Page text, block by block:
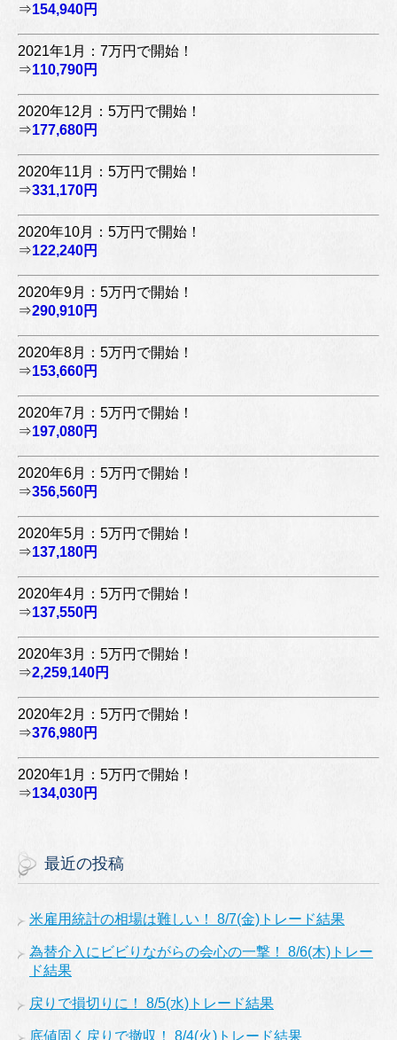
⇒154,940円
2021年1月：7万円で開始！
⇒110,790円
2020年12月：5万円で開始！
⇒177,680円
2020年11月：5万円で開始！
⇒331,170円
2020年10月：5万円で開始！
⇒122,240円
2020年9月：5万円で開始！
⇒290,910円
2020年8月：5万円で開始！
⇒153,660円
2020年7月：5万円で開始！
⇒197,080円
2020年6月：5万円で開始！
⇒356,560円
2020年5月：5万円で開始！
⇒137,180円
2020年4月：5万円で開始！
⇒137,550円
2020年3月：5万円で開始！
⇒2,259,140円
2020年2月：5万円で開始！
⇒376,980円
2020年1月：5万円で開始！
⇒134,030円
最近の投稿
米雇用統計の相場は難しい！ 8/7(金)トレード結果
為替介入にビビりながらの会心の一撃！ 8/6(木)トレー
ド結果
戻りで損切りに！ 8/5(水)トレード結果
底値固く戻りで撤収！ 8/4(火)トレード結果